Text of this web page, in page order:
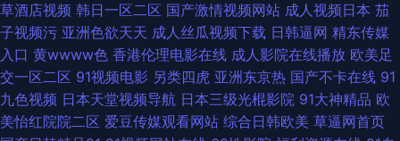
一黑丝精品 另类情趣福利社 男人天堂ww 欧美18区 日韩美综合 天天干人人
乐 五月天午夜性爱 香蕉伊人 亚洲色色网站 91次元官网首页 91瑟瑟 97超碰
碰碰碰碰 超碰草草网 成人片网址 国产精品操逼 激情AV网址 久久先锋资源
草酒店视频 韩日一区二区 国产激情视频网站 成人视频日本 茄
子视频污 亚洲色欲天天 成人丝瓜视频下载 日韩逼网 精东传媒
入口 黄wwww色 香港伦理电影在线 成人影院在线播放 欧美足
交一区二区 91视频电影 另类四虎 亚洲东京热 国产不卡在线 91
九色视频 日本天堂视频导航 日本三级光棍影院 91大神精品 欧
美怡红院院二区 爱豆传媒观看网站 综合日韩欧美 草逼网首页